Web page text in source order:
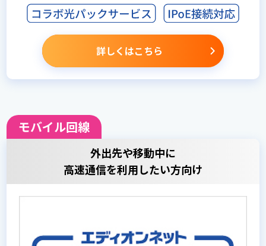
詳しくはこちら
モバイル回線
外出先や移動中に
高速通信を利用したい方向け